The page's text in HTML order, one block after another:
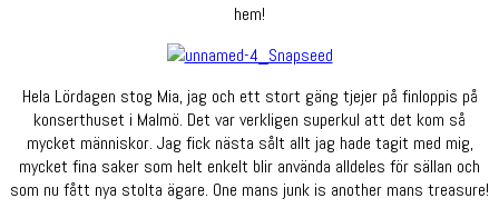
hem!
Hela Lördagen stog Mia, jag och ett stort gäng tjejer på finloppis på
konserthuset i Malmö. Det var verkligen superkul att det kom så
mycket människor. Jag fick nästa sålt allt jag hade tagit med mig,
mycket fina saker som helt enkelt blir använda alldeles för sällan och
som nu fått nya stolta ägare. One mans junk is another mans treasure!